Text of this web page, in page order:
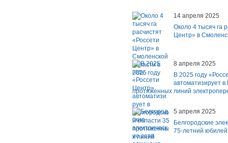
14 апреля 2025
Около 4 тысяч га
Центр» в
8 апреля 2025
В 2025 году
автоматизирует в
протяженных линий
5 апреля 2025
Белгородские
75-летний юбилей